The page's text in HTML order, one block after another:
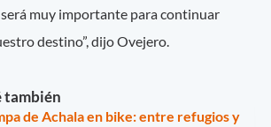
muy importante para continuar
destino”, dijo Ovejero.
también
de Achala en bike: entre refugios y